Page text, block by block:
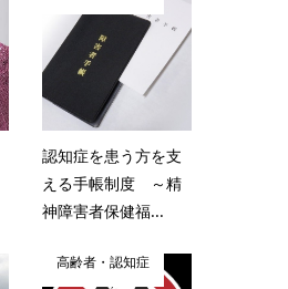
認知症を患う方を支
える手帳制度 ～精
神障害者保健福...
高齢者・認知症